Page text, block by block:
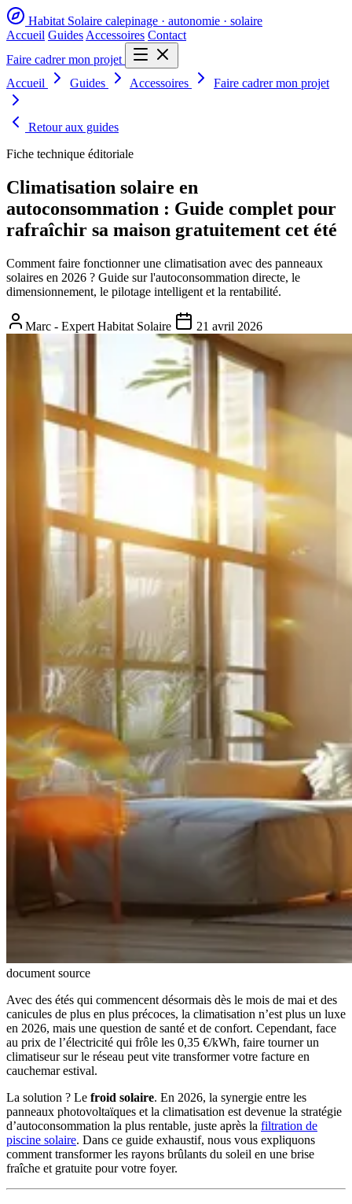
Habitat Solaire calepinage · autonomie · solaire
Accueil Guides Accessoires Contact
Faire cadrer mon projet
Accueil
Guides Accessoires Faire cadrer mon projet
Retour aux guides
Fiche technique éditoriale
Climatisation solaire en
autoconsommation : Guide complet pour
rafraîchir sa maison gratuitement cet été
Comment faire fonctionner une climatisation avec des panneaux
solaires en 2026 ? Guide sur l'autoconsommation directe, le
dimensionnement, le pilotage intelligent et la rentabilité.
Marc - Expert Habitat Solaire 21 avril 2026
document source
Avec des étés qui commencent désormais dès le mois de mai et des
canicules de plus en plus précoces, la climatisation n’est plus un luxe
en 2026, mais une question de santé et de confort. Cependant, face
au prix de l’électricité qui frôle les 0,35 €/kWh, faire tourner un
climatiseur sur le réseau peut vite transformer votre facture en
cauchemar estival.
La solution ? Le froid solaire. En 2026, la synergie entre les
panneaux photovoltaïques et la climatisation est devenue la stratégie
d’autoconsommation la plus rentable, juste après la filtration de
piscine solaire. Dans ce guide exhaustif, nous vous expliquons
comment transformer les rayons brûlants du soleil en une brise
fraîche et gratuite pour votre foyer.